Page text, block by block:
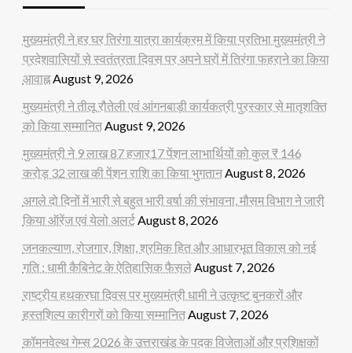
मुख्यमंत्री ने हर घर तिरंगा यात्रा कार्यक्रम में किया प्रतिभा मुख्यमंत्री ने
प्रदेशवासियों से स्वतंत्रता दिवस पर अपने घरों में तिरंगा फहराने का किया
आवाह्नAugust 9, 2026
मुख्यमंत्री ने तीलू रौतेली एवं आंगनबाड़ी कार्यकत्री पुरस्कार से मातृशक्ति
को किया सम्मानितAugust 9, 2026
मुख्यमंत्री ने 9 लाख 87 हजार17 पेंशन लाभार्थियों को कुल ₹ 146
करोड़ 32 लाख की पेंशन राशि का किया भुगतानAugust 8, 2026
अगले दो दिनों में भारी से बहुत भारी वर्षा की संभावना, मौसम विभाग ने जारी
किया ऑरेंज एवं येलो अलर्टAugust 8, 2026
जनकल्याण, रोजगार, शिक्षा, श्रमिक हित और आधारभूत विकास को नई
गति : धामी कैबिनेट के ऐतिहासिक फैसलेAugust 7, 2026
राष्ट्रीय हथकरघा दिवस पर मुख्यमंत्री धामी ने उत्कृष्ट बुनकरों और
हस्तशिल्प कारीगरों को किया सम्मानितAugust 7, 2026
कॉमनवेल्थ गेम्स 2026 के उत्तराखंड के पदक विजेताओं और प्रशिक्षकों